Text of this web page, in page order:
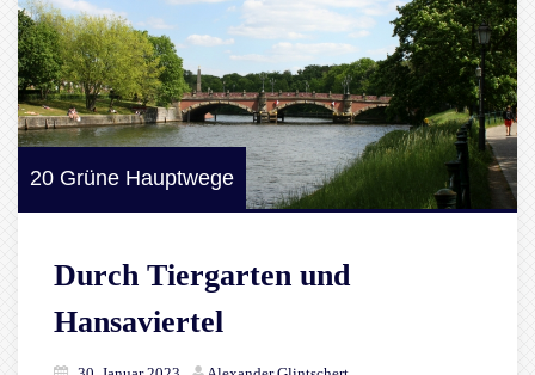
20 Grüne Hauptwege
Durch Tiergarten und
Hansaviertel